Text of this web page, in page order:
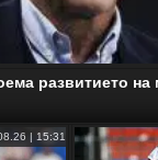
развитието
| 15:31